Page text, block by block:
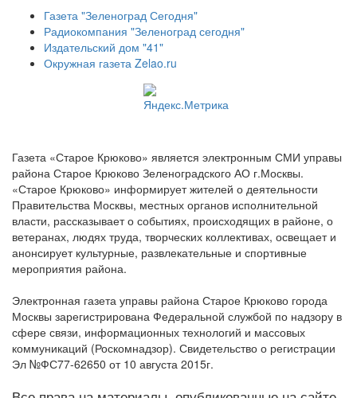
Газета "Зеленоград Сегодня"
Радиокомпания "Зеленоград сегодня"
Издательский дом "41"
Окружная газета Zelao.ru
Газета «Старое Крюково» является электронным СМИ управы
района Старое Крюково Зеленоградского АО г.Москвы.
«Старое Крюково» информирует жителей о деятельности
Правительства Москвы, местных органов исполнительной
власти, рассказывает о событиях, происходящих в районе, о
ветеранах, людях труда, творческих коллективах, освещает и
анонсирует культурные, развлекательные и спортивные
мероприятия района.
Электронная газета управы района Старое Крюково города
Москвы зарегистрирована Федеральной службой по надзору в
сфере связи, информационных технологий и массовых
коммуникаций (Роскомнадзор). Свидетельство о регистрации
Эл №ФС77-62650 от 10 августа 2015г.